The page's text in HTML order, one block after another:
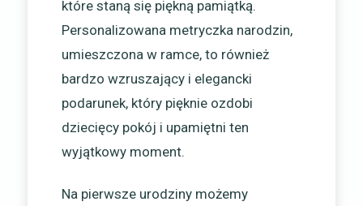
które staną się piękną pamiątką.
Personalizowana metryczka narodzin,
umieszczona w ramce, to również
bardzo wzruszający i elegancki
podarunek, który pięknie ozdobi
dziecięcy pokój i upamiętni ten
wyjątkowy moment.
Na pierwsze urodziny możemy